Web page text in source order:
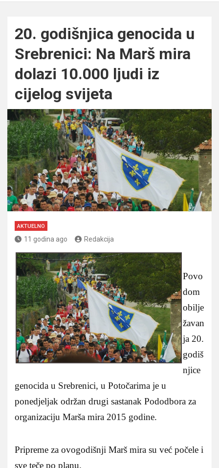
20. godišnjica genocida u
Srebrenici: Na Marš mira
dolazi 10.000 ljudi iz
cijelog svijeta
AKTUELNO
11 godina ago Redakcija
Povo
dom
obilje
žavan
ja 20.
godiš
njice
genocida u Srebrenici, u Potočarima je u
ponedjeljak održan drugi sastanak Pododbora za
organizaciju Marša mira 2015 godine.
Pripreme za ovogodišnji Marš mira su već počele i
sve teče po planu.